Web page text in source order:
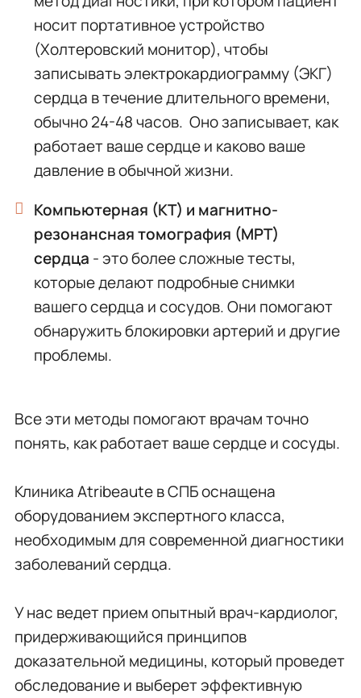
носит портативное устройство
(Холтеровский монитор), чтобы
записывать электрокардиограмму (ЭКГ)
сердца в течение длительного времени,
обычно 24-48 часов. Оно записывает, как
работает ваше сердце и каково ваше
давление в обычной жизни.
Компьютерная (КТ) и магнитно-
резонансная томография (МРТ)
сердца - это более сложные тесты,
которые делают подробные снимки
вашего сердца и сосудов. Они помогают
обнаружить блокировки артерий и другие
проблемы.
Все эти методы помогают врачам точно
понять, как работает ваше сердце и сосуды.
Клиника Atribeaute в СПБ оснащена
оборудованием экспертного класса,
необходимым для современной диагностики
заболеваний сердца.
У нас ведет прием опытный врач-кардиолог,
придерживающийся принципов
доказательной медицины, который проведет
обследование и выберет эффективную